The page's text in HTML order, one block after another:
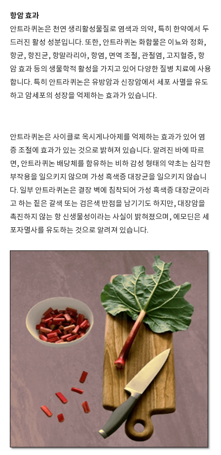
항암 효과
안트라퀴논은 천연 생리활성물질로 염색과 의약, 특히 한약에서 두
드러진 활성 성분입니다. 또한, 안트라퀴논 화합물은 이뇨와 정화,
항균, 항진균, 항말라리아, 항염, 면역 조절, 관절염, 고지혈증, 항
암 효과 등의 생물학적 활성을 가지고 있어 다양한 질병 치료에 사용
합니다. 특히 안트라퀴논은 유방암과 신장암에서 세포 사멸을 유도
하고 암세포의 성장을 억제하는 효과가 있습니다.
안트라퀴논은 사이클로 옥시게나아제를 억제하는 효과가 있어 염
증 조절에 효과가 있는 것으로 밝혀져 있습니다. 알려진 바에 따르
면, 안트라퀴논 배당체를 함유하는 비하 감성 형태의 약초는 심각한
부작용을 일으키지 않으며 가성 흑색증 대장균을 일으키지 않습니
다. 일부 안트라퀴논은 결장 벽에 침착되어 가성 흑색증 대장균이라
고 하는 짙은 갈색 또는 검은색 반점을 남기기도 하지만, 대장암을
촉진하지 않는 항 신생물성이라는 사실이 밝혀졌으며, 에모딘은 세
포자멸사를 유도하는 것으로 알려져 있습니다.